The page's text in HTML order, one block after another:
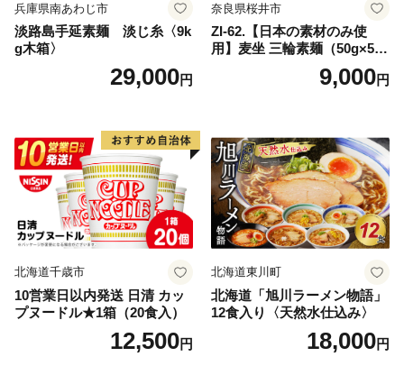
兵庫県南あわじ市
淡路島手延素麺 淡じ糸〈9k
g木箱〉
29,000円
奈良県桜井市
ZI-62.【日本の素材のみ使
用】麦坐 三輪素麺（50g×5束
9,000円
北海道千歳市
10営業日以内発送 日清 カッ
プヌードル★1箱（20食入）
12,500円
北海道東川町
北海道「旭川ラーメン物語」
12食入り〈天然水仕込み〉
18,000円